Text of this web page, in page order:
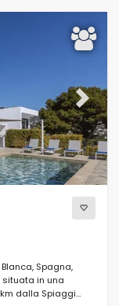
Next
Spagna,
situata in una
dalla Spiaggia